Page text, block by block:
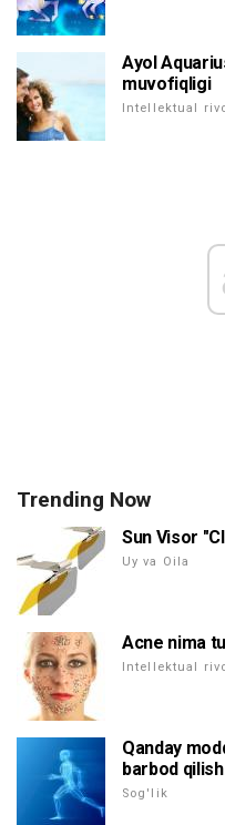
Ayol
muvofiqligi
Intellektual
Trending Now
Sun Visor
Uy va Oila
Acne nima
Intellektual
Qanday
barbod
Sog'lik